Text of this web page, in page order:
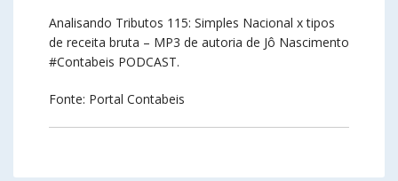
Analisando Tributos 115: Simples Nacional x tipos
de receita bruta – MP3 de autoria de Jô Nascimento
#Contabeis PODCAST.
Fonte: Portal Contabeis